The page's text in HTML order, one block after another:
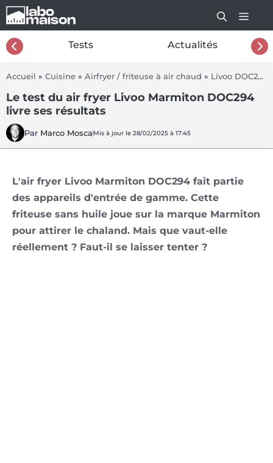
Aller
au
contenu
Tests Actualités
Accueil » Cuisine » Airfryer / friteuse à air chaud » Livoo DOC294
Le test du air fryer Livoo Marmiton DOC294
livre ses résultats
Par Marco Mosca Mis à jour le 28/02/2025 à 17:45
L'air fryer Livoo Marmiton DOC294 fait partie
des appareils d'entrée de gamme. Cette
friteuse sans huile joue sur la marque Marmiton
pour attirer le chaland. Mais que vaut-elle
réellement ? Faut-il se laisser tenter ?